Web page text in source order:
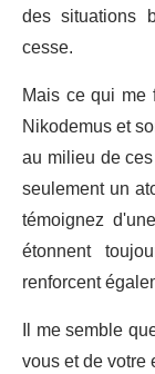
des situations
cesse.
Mais ce qui
Nikodemus et
au milieu de
seulement un
témoignez
étonnent
renforcent
Il me semble
vous et de